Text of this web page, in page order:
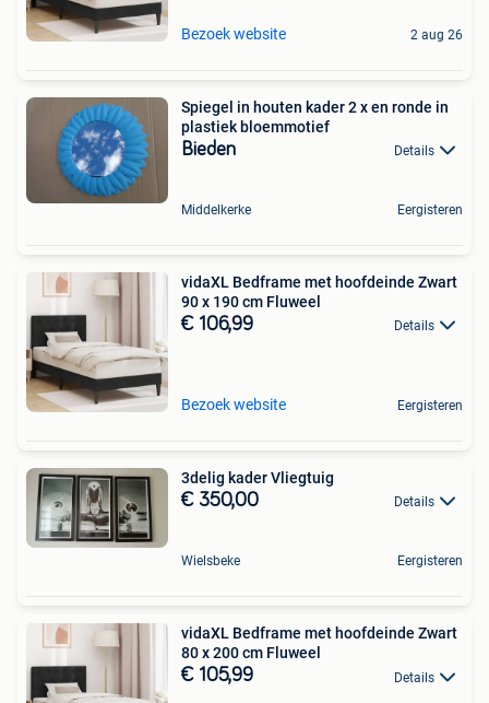
Bezoek website 2 aug 26
Spiegel in houten kader 2 x en ronde in
plastiek bloemmotief
Bieden Details
Middelkerke Eergisteren
vidaXL Bedframe met hoofdeinde Zwart
90 x 190 cm Fluweel
€ 106,99 Details
Bezoek website Eergisteren
3delig kader Vliegtuig
€ 350,00 Details
Wielsbeke Eergisteren
vidaXL Bedframe met hoofdeinde Zwart
80 x 200 cm Fluweel
€ 105,99 Details